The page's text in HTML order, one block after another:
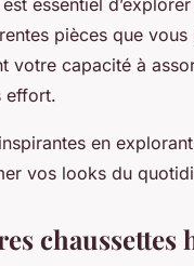
pièces que
votre capacité à
effort.
en
vos looks du
chaussettes